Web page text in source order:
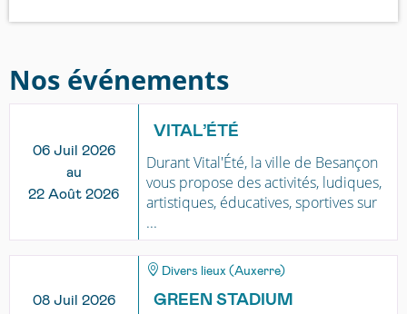
Nos événements
06 Juil 2026
au
22 Août 2026
VITAL’ÉTÉ
Durant Vital'Été, la ville de Besançon
vous propose des activités, ludiques,
artistiques, éducatives, sportives sur
...
08 Juil 2026
Divers lieux (Auxerre)
GREEN STADIUM